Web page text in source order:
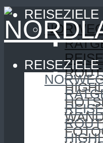
REISEZIELE
REISEZIELE